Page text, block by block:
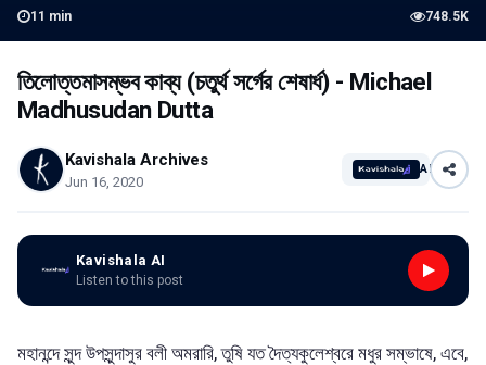
11 min 748.5K
তিলোত্তমাসম্ভব কাব্য (চতুর্থ সর্গের শেষার্ধ) - Michael
Madhusudan Dutta
Kavishala Archives
Jun 16, 2020
AI
Kavishala AI
Listen to this post
মহানন্দে সুন্দ উপসুন্দাসুর বলী অমরারি, তুষি যত দৈত্যকুলেশ্বরে মধুর সম্ভাষে, এবে,